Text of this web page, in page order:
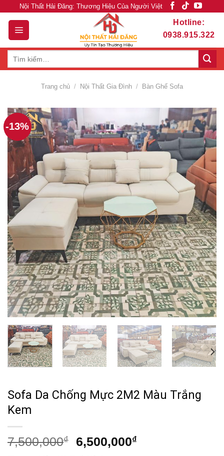
content
Nội Thất Hải Đăng: Thương Hiệu Của Người Việt
Hotline:
0938.915.322
Trang chủ / Nội Thất Gia Đình / Bàn Ghế Sofa
-13%
Sofa Da Chống Mực 2M2 Màu Trắng
Kem
7,500,000₫
Giá
6,500,000₫Giá